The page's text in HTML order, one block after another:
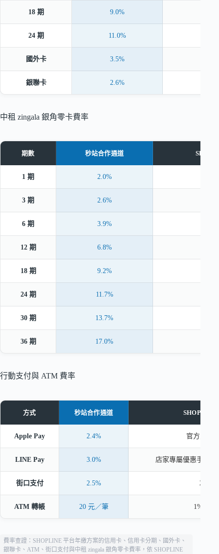
18 期 9.0%
24 期 11.0%
國外卡 3.5%
銀聯卡 2.6%
中租 zingala 銀角零卡費率
期數 秒站合作通道
1 期 2.0%
3 期 2.6%
6 期 3.9%
12 期 6.8%
18 期 9.2%
24 期 11.7%
30 期 13.7%
36 期 17.0%
行動支付與 ATM 費率
方式 秒站合作通道 SHOPLINE
Apple Pay 2.4% 官方頁未
LINE Pay 3.0% 店家專屬優惠手續
街口支付 2.5% 2.5%
ATM 轉帳 20 元／筆 1%（最
費率查證：SHOPLINE 平台年繳方案的信用卡、信用卡分期、國外卡、
銀聯卡、ATM、街口支付與中租 zingala 銀角零卡費率，依 SHOPLINE